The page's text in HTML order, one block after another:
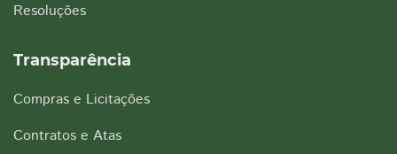
Resoluções
Transparência
Compras e Licitações
Contratos e Atas